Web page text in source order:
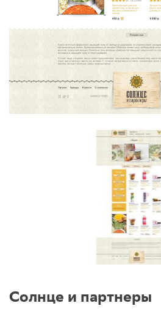
Солнце и партнеры